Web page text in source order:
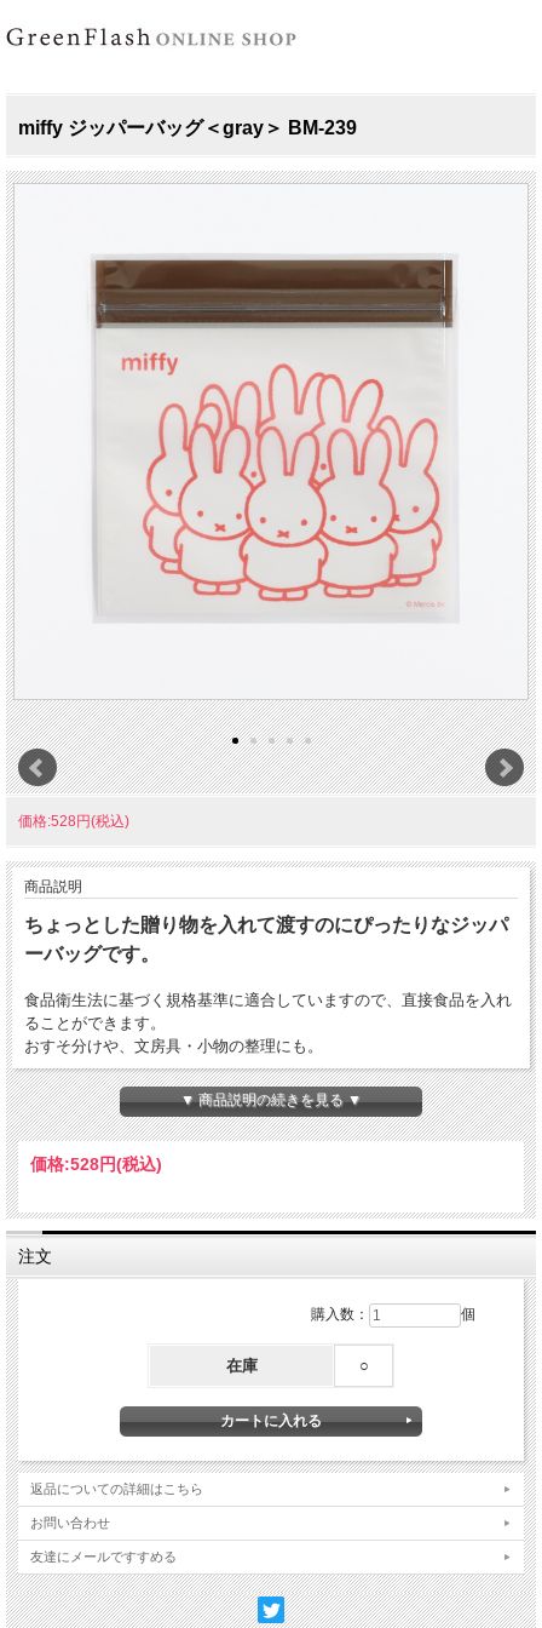
miffy ジッパーバッグ＜gray＞ BM-239
価格:528円(税込)
商品説明
ちょっとした贈り物を入れて渡すのにぴったりなジッパ
ーバッグです。
食品衛生法に基づく規格基準に適合していますので、直接食品を入れ
ることができます。
おすそ分けや、文房具・小物の整理にも。
【サイズ】W135mm×H135mm
【内容】5枚入り
【素材】PET
▼ 商品説明の続きを見る ▼
価格:528円(税込)
注文
購入数： 個
在庫 ○
返品についての詳細はこちら
お問い合わせ
友達にメールですすめる